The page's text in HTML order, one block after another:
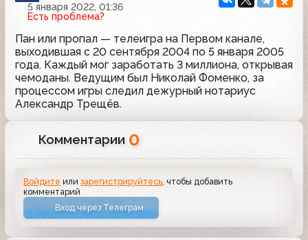
5 января 2022, 01:36
Есть проблема?
Пан или пропал — телеигра на Первом канале,
выходившая с 20 сентября 2004 по 5 января 2005
года. Каждый мог заработать 3 миллиона, открывая
чемоданы. Ведущим был Николай Фоменко, за
процессом игры следил дежурный нотариус
Александр Трещёв.
Комментарии 0
Войдите илизарегистрируйтесь , чтобы добавить
комментарий
Вход через Телеграм